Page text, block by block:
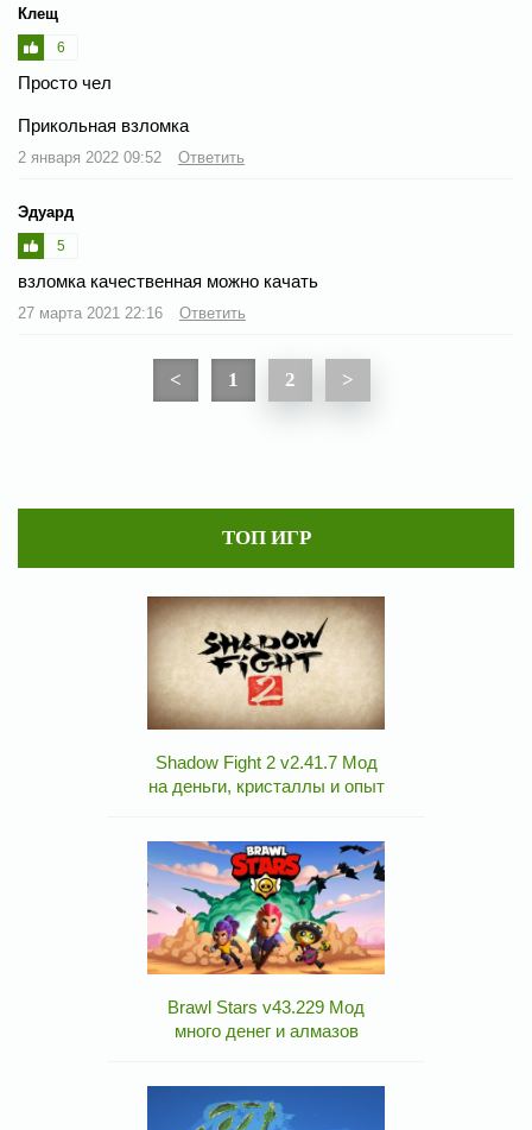
Клещ
6
Просто чел
Прикольная взломка
2 января 2022 09:52 Ответить
Эдуард
5
взломка качественная можно качать
27 марта 2021 22:16 Ответить
< 1 2 >
ТОП ИГР
Shadow Fight 2 v2.41.7 Мод
на деньги, кристаллы и опыт
Brawl Stars v43.229 Мод
много денег и алмазов